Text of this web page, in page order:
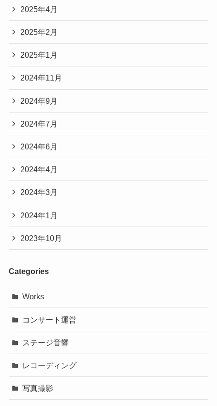
2025年4月
2025年2月
2025年1月
2024年11月
2024年9月
2024年7月
2024年6月
2024年4月
2024年3月
2024年1月
2023年10月
Categories
Works
コンサート運営
ステージ音響
レコーディング
写真撮影